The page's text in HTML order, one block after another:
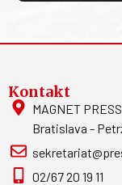
Kontakt
MAGNET
Bratislava -
02/67 20 19 11